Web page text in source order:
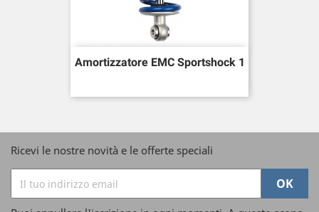
Amortizzatore EMC Sportshock 1
Ricevi le nostre novità e le offerte speciali